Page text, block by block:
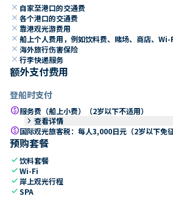
close 自家至港口的交通费
close 各个港口的交通费
close 靠港观光游费用
close 船上个人费用，例如饮料费、赌场、商店、
close 海外旅行伤害保险
close 行李快递服务
额外支付费用
登船时支付
paid服务费（船上小费）（2岁以下不适用）
keyboard_arrow_right 查看详情
paid国际观光旅客税：每人3,000日元（2岁以下免
预购套餐
check饮料套餐
checkWi-Fi
check 岸上观光行程
checkSPA